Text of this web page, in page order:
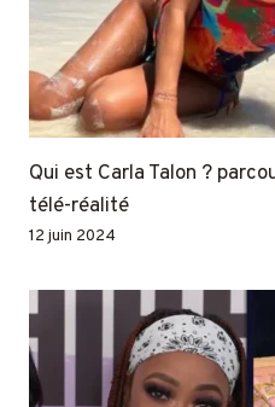
Qui est Carla Talon ?
télé-réalité
12 juin 2024